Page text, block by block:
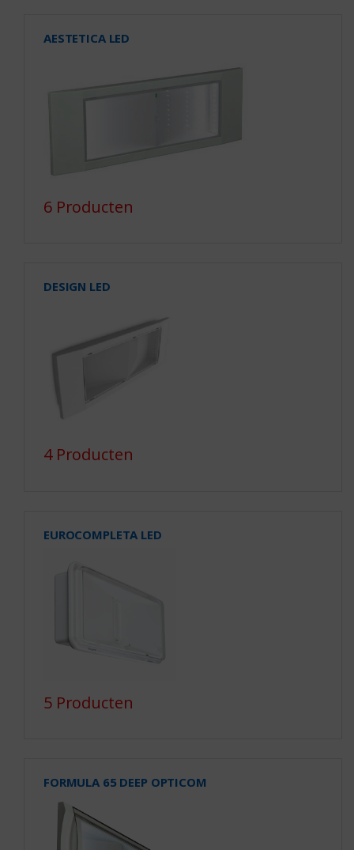
AESTETICA LED
6 Producten
DESIGN LED
4 Producten
EUROCOMPLETA LED
5 Producten
FORMULA 65 DEEP OPTICOM